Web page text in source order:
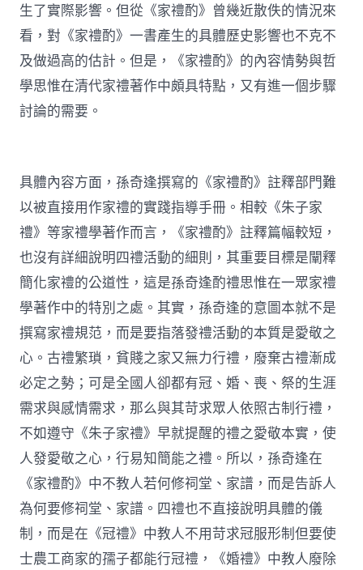
生了實際影響。但從《家禮酌》曾幾近散佚的情況來
看，對《家禮酌》一書產生的具體歷史影響也不克不
及做過高的估計。但是，《家禮酌》的內容情勢與哲
學思惟在清代家禮著作中頗具特點，又有進一個步驟
討論的需要。
具體內容方面，孫奇逢撰寫的《家禮酌》註釋部門難
以被直接用作家禮的實踐指導手冊。相較《朱子家
禮》等家禮學著作而言，《家禮酌》註釋篇幅較短，
也沒有詳細說明四禮活動的細則，其重要目標是闡釋
簡化家禮的公道性，這是孫奇逢酌禮思惟在一眾家禮
學著作中的特別之處。其實，孫奇逢的意圖本就不是
撰寫家禮規范，而是要指落發禮活動的本質是愛敬之
心。古禮繁瑣，貧賤之家又無力行禮，廢棄古禮漸成
必定之勢；可是全國人卻都有冠、婚、喪、祭的生涯
需求與感情需求，那么與其苛求眾人依照古制行禮，
不如遵守《朱子家禮》早就提醒的禮之愛敬本實，使
人發愛敬之心，行易知簡能之禮。所以，孫奇逢在
《家禮酌》中不教人若何修祠堂、家譜，而是告訴人
為何要修祠堂、家譜。四禮也不直接說明具體的儀
制，而是在《冠禮》中教人不用苛求冠服形制但要使
士農工商家的孺子都能行冠禮，《婚禮》中教人廢除